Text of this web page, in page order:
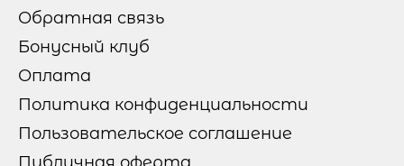
Обратная связь
Бонусный клуб
Оплата
Политика конфиденциальности
Пользовательское соглашение